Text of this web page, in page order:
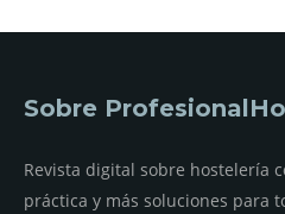
Sobre
Revista digital sobre hostelería
práctica y más soluciones para